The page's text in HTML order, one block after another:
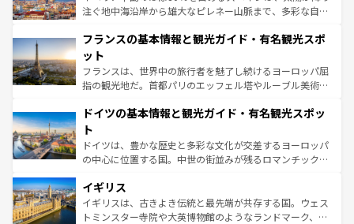
ピザやパスタなど、絶品のイタリア料理を堪能することも
ませてくれるイタリアで、忘れられない旅をしてみよう！
なお、新着のイタリア情報は
しい。
注ぐ地中海沿岸から雄大なピレネー山脈まで、多彩な自然
文化が根付くこの国では、情熱的なフラメンコ、熱気あふ
れる闘牛、そして美味しいタパスが生活の一部となってい
る。首都マドリードの洗練された雰囲気や、バルセロナの
アートに溢れた街角から、地方では古代ローマ遺跡や中世
せる。地方によって風土や気候が異なるスペインはその個
ンテンツ一覧 を参照してほしい。
フランスの基本情報と観光ガイド・有名観光スポ
ット
フランスは、世界中の旅行者を魅了し続けるヨーロッパ屈
指の観光地だ。首都パリのエッフェル塔やルーブル美術館
で、幅広い魅力が詰まっている。華麗な宮殿、歴史的な大
聖堂、美しいビーチ、そして豊かな自然が、訪れる者を心
から魅了する。また、フランスは美食の国としても知ら
れ、フランス料理はユネスコ無形文化遺産にも登録されて
香り高いラベンダー畑など、多彩な楽しみ方が可能だ。さ
らに、パリ以外の地域にも魅力が溢れており、どの街角に
も豊かな歴史と文化が息づいている。パリ以外の個性あふ
ドイツの基本情報と観光ガイド・有名観光スポッ
ト
ドイツは、豊かな歴史と多彩な文化が交差するヨーロッパ
の中心に位置する国。中世の街並みが残るロマンチック街
顔を持つこの国は、どこを歩いても飽きることがない。ベ
ルリンの文化的活気、バイエルン州のアルプスの絶景、そ
してライン川沿いのワイン畑といった風景は必見。ビール
イギリス
イギリスは、古きよき伝統と最先端が共存する国。ウェス
トミンスター寺院や大英博物館のようなランドマーク、歴